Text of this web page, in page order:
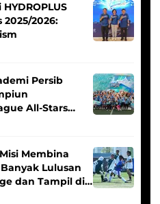
2025/2026:
Persib
All-Stars
Membina
Lulusan
dan Tampil di